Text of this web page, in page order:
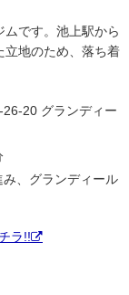
です。池上駅から
立地のため、落ち着
20 グランディー
、グランディール
ラ!!